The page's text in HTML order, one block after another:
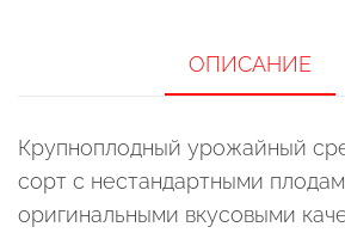
ОПИСАНИЕ
Крупноплодный урожайный
сорт с нестандартными
оригинальными вкусовыми